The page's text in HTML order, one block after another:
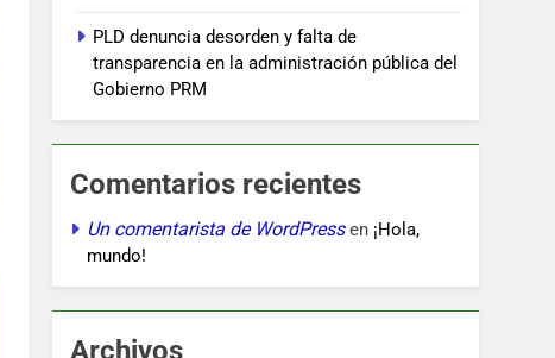
PLD denuncia desorden y falta de
transparencia en la administración pública del
Gobierno PRM
Comentarios recientes
Un comentarista de WordPressen ¡Hola,
mundo!
Archivos